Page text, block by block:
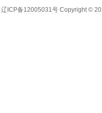
辽ICP备12005031号 Copyright ©